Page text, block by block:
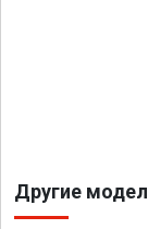
Другие